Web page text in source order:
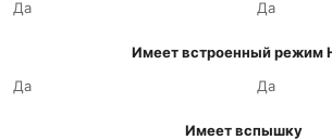
Да
Да
Имеет встроенный режим
Да
Да
Имеет вспышку